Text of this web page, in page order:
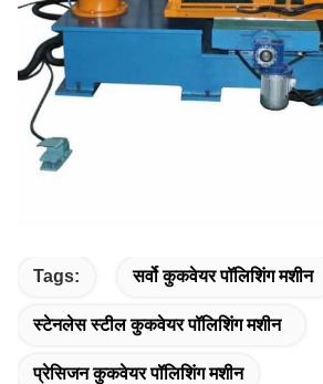
Tags: सर्वो कुकवेयर पॉलिशिंग मशीन
स्टेनलेस स्टील कुकवेयर पॉलिशिंग मशीन
प्रेसिजन कुकवेयर पॉलिशिंग मशीन